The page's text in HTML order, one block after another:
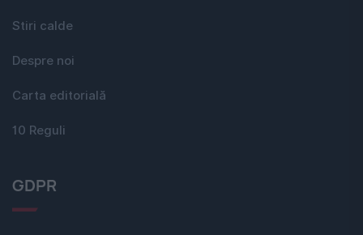
Stiri calde
Despre noi
Carta editorială
10 Reguli
GDPR